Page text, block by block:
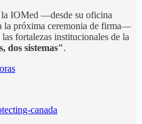
la IOMed —desde su oficina
la próxima ceremonia de firma—
fortalezas institucionales de la
dos sistemas".
canada